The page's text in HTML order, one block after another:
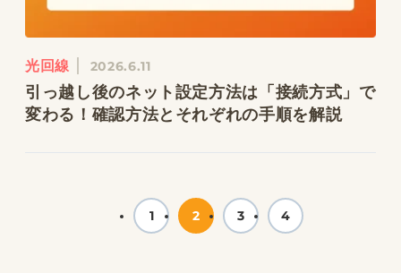
光回線 2026.6.11
引っ越し後のネット設定方法は「接続方式」で
変わる！確認方法とそれぞれの手順を解説
1 2 3 4